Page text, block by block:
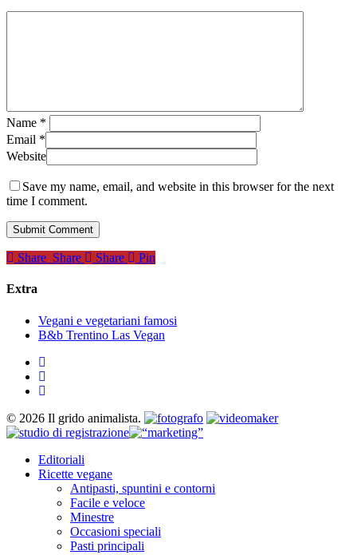
Name *
Email *
Website
Save my name, email, and website in this browser for the next
time I comment.
Share
Share Share Share Pin
Extra
Vegani e vegetariani famosi
B&b Trentino Las Vegan
twitter
facebook
instagram
© 2026 Il grido animalista.
Close
Menu
Editoriali
Ricette vegane
Antipasti, spuntini e contorni
Facile e veloce
Minestre
Occasioni speciali
Pasti principali